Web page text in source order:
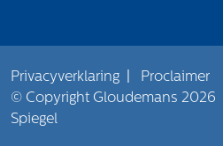
Privacyverklaring
Proclaimer
© Copyright Gloudemans 2026
Spiegel